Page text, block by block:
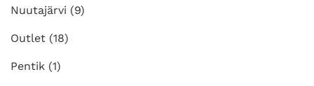
Nuutajärvi (9)
Outlet (18)
Pentik (1)